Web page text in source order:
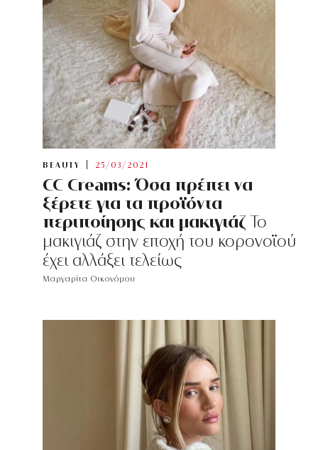
BEAUTY 25/03/2021
CC Creams: Όσα πρέπει να
ξέρετε για τα προϊόντα
περιποίησης και μακιγιάζΤο
μακιγιάζ στην εποχή του κορονοϊού
έχει αλλάξει τελείως
Μαργαρίτα Οικονόμου